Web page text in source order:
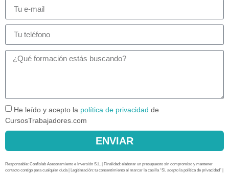
He leído y acepto la política de privacidad de
CursosTrabajadores.com
ENVIAR
Responsable: Confislab Asesoramiento e Inversión S.L. | Finalidad: elaborar un presupuesto sin compromiso y mantener
contacto contigo para cualquier duda | Legitimación: tu consentimiento al marcar la casilla “Sí, acepto la política de privacidad” |